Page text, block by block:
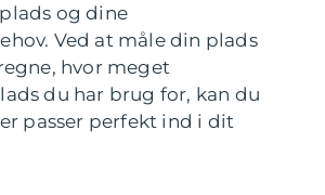
og dine
Ved at måle din plads
hvor meget
du har brug for, kan du
passer perfekt ind i dit